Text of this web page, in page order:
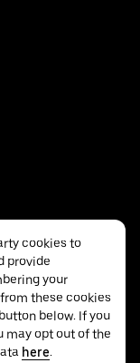
cookies to
provide
your
these cookies
below. If you
may opt out of the
here.